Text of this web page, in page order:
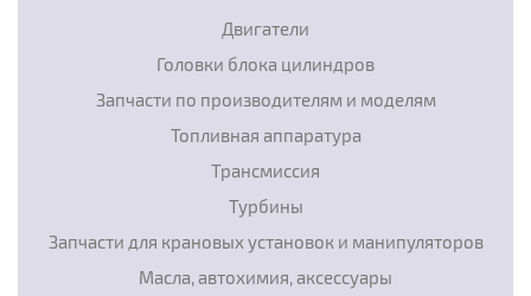
Двигатели
Головки блока цилиндров
Запчасти по производителям и моделям
Топливная аппаратура
Трансмиссия
Турбины
Запчасти для крановых установок и манипуляторов
Масла, автохимия, аксессуары